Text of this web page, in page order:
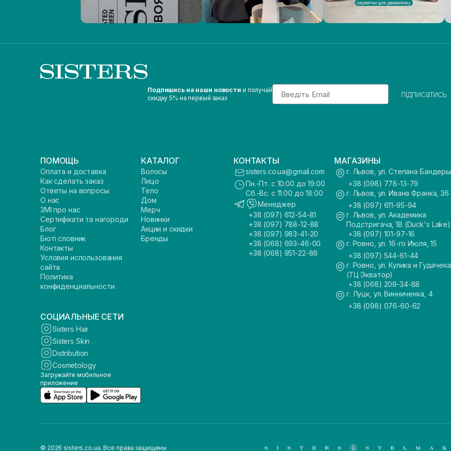
Подпишись на наши новости и получай
скидку 5% на первый заказ
Email
підписатись
ПОМОЩЬ
Оплата и доставка
Как сделать заказ
Ответы на вопросы
О нас
ЗМІ про нас
Сертифікати та нагороди
Блог
Бюті словник
Контакты
Условия использования
сайта
Политика
конфиденциальности
КАТАЛОГ
Волосы
Лицо
Тело
Дом
Мерч
Новинки
Акции и скидки
Бренды
КОНТАКТЫ
sisters.co.ua@gmail.com
Пн.-Пт. с 10:00 до 19:00
Сб.-Вс. с 11:00 до 18:00
Менеджер
+38 (097) 612-54-81
+38 (097) 788-12-88
+38 (097) 983-41-20
+38 (068) 693-46-00
+38 (068) 951-22-86
МАГАЗИНЫ
г. Львов, ул. Степана
+38 (098) 778-13-79
г. Львов, ул. Ивана Франка, 36
+38 (097) 611-95-94
г. Львов, ул. Академика
Подстригача, 1В (Duck's Lake)
+38 (097) 101-97-16
г. Ровно, ул. 16-го Июля, 15
+38 (097) 544-61-44
г. Ровно, ул. Кулика и
(ТЦ Экватор)
+38 (068) 209-34-88
г. Луцк, ул. Винниченка, 4
+38 (098) 076-60-62
СОЦИАЛЬНЫЕ СЕТИ
Sisters Hair
Sisters Skin
Distribution
Cosmetology
Загружайте мобильное
приложение
© 2026 sisters.co.ua. Все права защищены